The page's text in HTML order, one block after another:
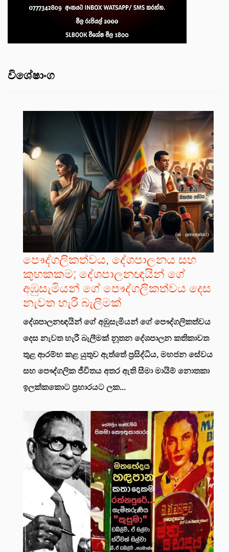
විශේෂාංග
පෞද්ගලිකත්වය, දේශපාලනය සහ
කුහකකම; දේශපාලනඥයින් ගේ
අඹුසැමියන් ගේ පෞද්ගලිකත්වය දෙස
නැවත හැරී බැලීමක්
දේශපාලනඥයින් ගේ අඹුසැමියන් ගේ පෞද්ගලිකත්වය
දෙස නැවත හැරී බැලීමක්නූතන දේශපාලන කතිකාවත
තුළ ආරම්භ කළ යුතුව ඇත්තේ ප්‍රසිද්ධිය, මහජන සේවය
සහ පෞද්ගලික ජීවිතය අතර ඇති සීමා මායිම් නොතකා
ඉලක්කකොට ප්‍රහාරයට ලක...